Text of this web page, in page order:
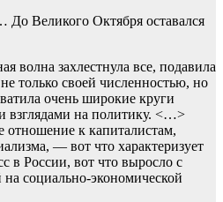
До Великого Октября оставался
волна захлестнула все, подавила
только своей численностью, но
очень широкие круги
взглядами на политику. <…>
отношение к капиталистам,
— вот что характеризует
в России, вот что выросло с
социально-экономической